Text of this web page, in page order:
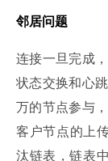
邻居问题
连接一旦完成
状态交换和心
万的节点参与
客户节点的上
汰链表，链表